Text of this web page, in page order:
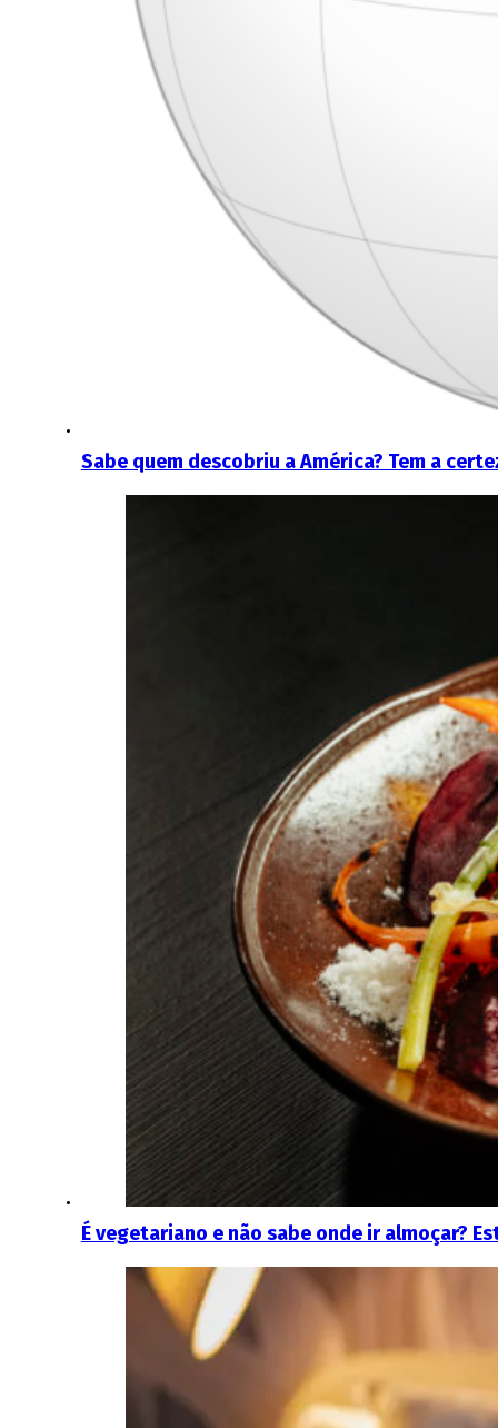
Sabe quem descobriu a América? Tem a
É vegetariano e não sabe onde ir almoçar?